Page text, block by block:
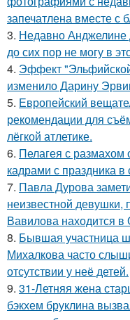
запечатлена вместе с
3. Недавно
до сих пор не могу в
4. Эффект
изменило Дарину
5. Европейский
рекомендации для
лёгкой атлетике.
6. Пелагея с размахом
кадрами с праздника в
7. Павла Дурова
неизвестной
Вавилова находится
8. Бывшая участница
Михалкова часто
отсутствии у неё детей.
9. 31-Летняя жена
бэкхем бруклина